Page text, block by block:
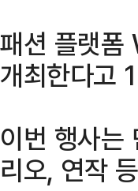
패션 플랫폼
개최한다고
이번 행사는
리오, 연작